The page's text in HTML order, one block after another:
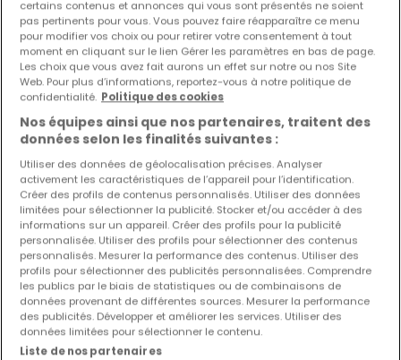
Les nouvelles annonces et baisses de prix en
avant première !
Activez une alerte sur cette recherche pour recevoir les
nouveaux biens ainsi que les changements de prix dans
votre boite email !
Maisons à Tarchamps par nombre de
chambres
2 chambres
3 chambres
4 chambres
certains contenus et annonces qui vous sont présentés ne soient
pas pertinents pour vous. Vous pouvez faire réapparaître ce menu
pour modifier vos choix ou pour retirer votre consentement à tout
moment en cliquant sur le lien Gérer les paramètres en bas de page.
Les choix que vous avez fait aurons un effet sur notre ou nos Site
Web. Pour plus d’informations, reportez-vous à notre politique de
confidentialité. Politique des cookies
Nos équipes ainsi que nos partenaires, traitent des
données selon les finalités suivantes :
Utiliser des données de géolocalisation précises. Analyser
activement les caractéristiques de l’appareil pour l’identification.
Créer des profils de contenus personnalisés. Utiliser des données
limitées pour sélectionner la publicité. Stocker et/ou accéder à des
informations sur un appareil. Créer des profils pour la publicité
personnalisée. Utiliser des profils pour sélectionner des contenus
personnalisés. Mesurer la performance des contenus. Utiliser des
profils pour sélectionner des publicités personnalisées. Comprendre
les publics par le biais de statistiques ou de combinaisons de
données provenant de différentes sources. Mesurer la performance
des publicités. Développer et améliorer les services. Utiliser des
données limitées pour sélectionner le contenu.
Liste de nos partenaires